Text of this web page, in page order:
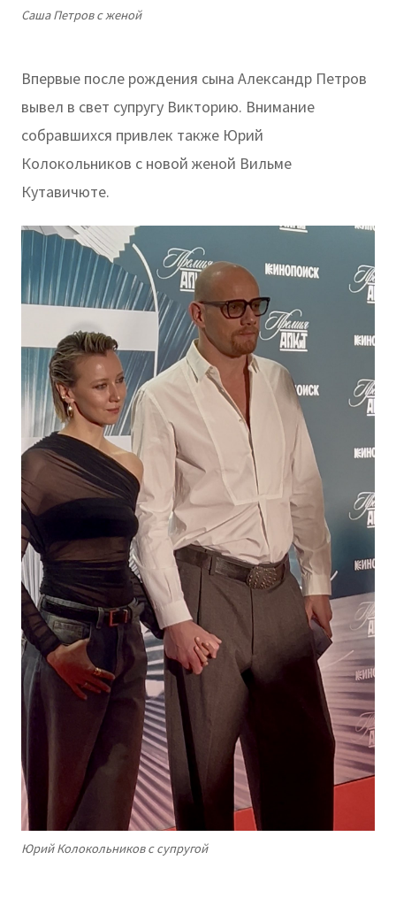
Саша Петров с женой
Впервые после рождения сына Александр Петров
вывел в свет супругу Викторию. Внимание
собравшихся привлек также Юрий
Колокольников с новой женой Вильме
Кутавичюте.
Юрий Колокольников с супругой